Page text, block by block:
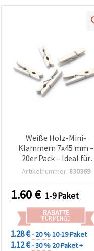
Weiße Holz-Mini-
Klammern 7x45 mm –
20er Pack – Ideal für
Basteln, Fotoleine,
Geschenkverpackung
Artikelnummer: 830369
1.60€ 1-9 Paket
RABATTE
FÜR MENGE
1.28 €- 20 %10-19 Paket
1.12 €- 30 % 20 Paket +